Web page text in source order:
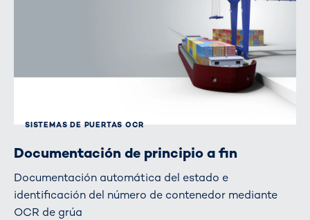
SISTEMAS DE PUERTAS OCR
Documentación de principio a fin
Documentación automática del estado e
identificación del número de contenedor mediante
OCR de grúa